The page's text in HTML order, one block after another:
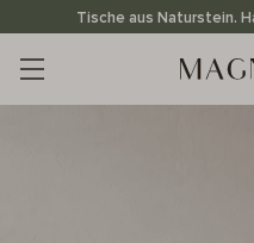
zum
Inhalt
Tische aus Naturstein.